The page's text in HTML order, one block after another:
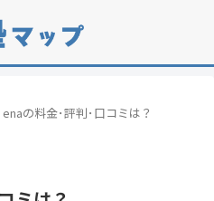
enaの料金･評判･口コミは？